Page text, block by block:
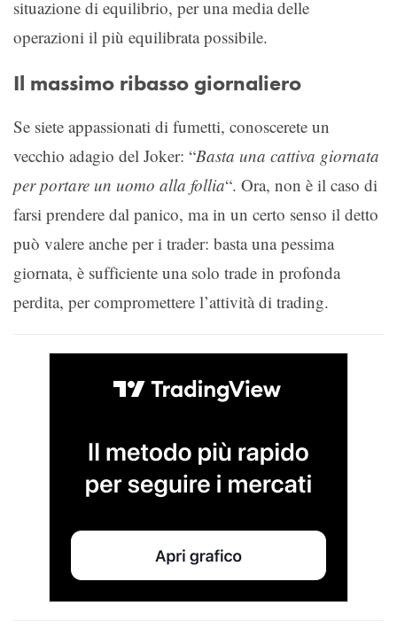
situazione di equilibrio, per una media delle
operazioni il più equilibrata possibile.
Il massimo ribasso giornaliero
Se siete appassionati di fumetti, conoscerete un
vecchio adagio del Joker: “Basta una cattiva giornata
per portare un uomo alla follia“. Ora, non è il caso di
farsi prendere dal panico, ma in un certo senso il detto
può valere anche per i trader: basta una pessima
giornata, è sufficiente una solo trade in profonda
perdita, per compromettere l’attività di trading.